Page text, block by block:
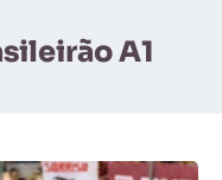
A1